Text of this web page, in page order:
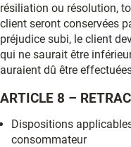
résiliation ou résolution,
client seront conservées
préjudice subi, le client
qui ne saurait être
auraient dû être
ARTICLE 8 –
Dispositions
consommateur